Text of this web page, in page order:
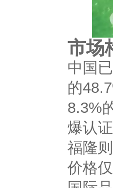
市场
中国
的
8.3%
爆认
福隆
价格